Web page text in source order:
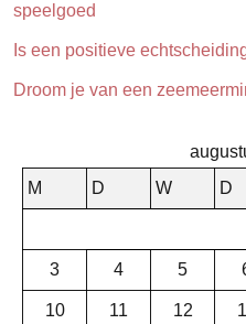
speelgoed
Is een positieve
Droom je van een
M
D W D
3 4 5
10 11 12